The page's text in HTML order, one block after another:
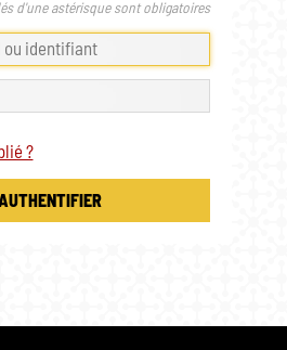
d'une astérisque sont obligatoires
?